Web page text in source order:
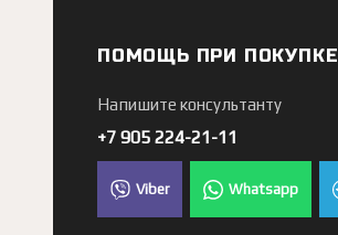
ПОМОЩЬ ПРИ ПОКУПКЕ
Напишите консультанту
+7 905 224-21-11
Viber Whatsapp